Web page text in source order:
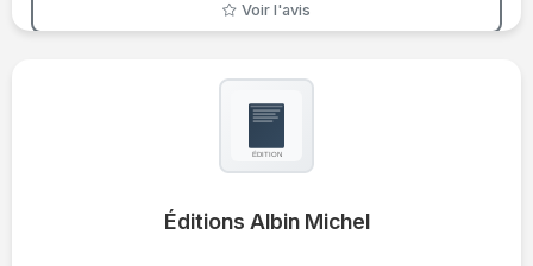
Voir l'avis
Éditions Albin Michel